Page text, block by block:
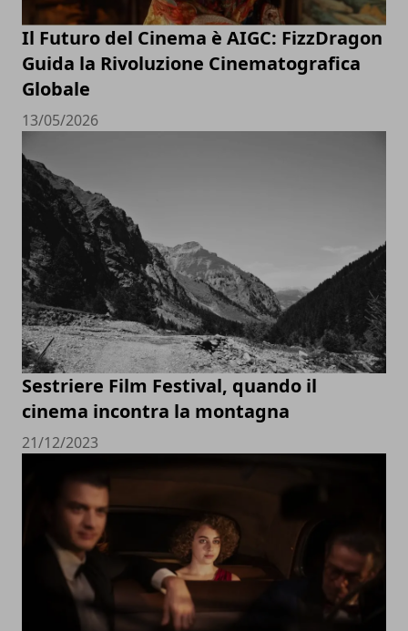
Il Futuro del Cinema è AIGC: FizzDragon
Guida la Rivoluzione Cinematografica
Globale
13/05/2026
Sestriere Film Festival, quando il
cinema incontra la montagna
21/12/2023